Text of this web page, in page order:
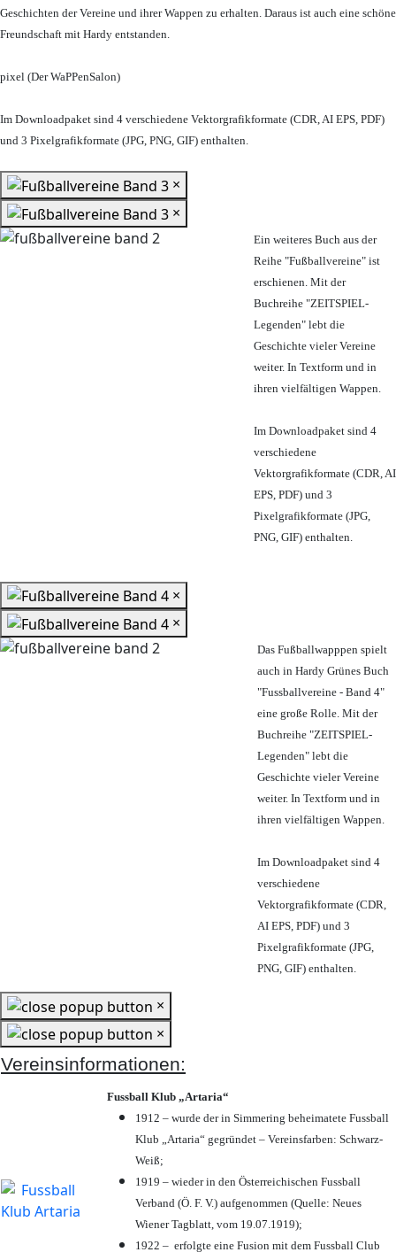
Geschichten der Vereine und ihrer Wappen zu erhalten. Daraus ist auch eine schöne
Freundschaft mit Hardy entstanden.
pixel (Der WaPPenSalon)
Im Downloadpaket sind 4 verschiedene Vektorgrafikformate (CDR, AI EPS, PDF)
und 3 Pixelgrafikformate (JPG, PNG, GIF) enthalten.
×
×
Ein weiteres Buch aus der
Reihe "Fußballvereine" ist
erschienen. Mit der
Buchreihe "ZEITSPIEL-
Legenden" lebt die
Geschichte vieler Vereine
weiter. In Textform und in
ihren vielfältigen Wappen.
Im Downloadpaket sind 4
verschiedene
Vektorgrafikformate (CDR, AI
EPS, PDF) und 3
Pixelgrafikformate (JPG,
PNG, GIF) enthalten.
×
×
Das Fußballwapppen spielt
auch in Hardy Grünes Buch
"Fussballvereine - Band 4"
eine große Rolle. Mit der
Buchreihe "ZEITSPIEL-
Legenden" lebt die
Geschichte vieler Vereine
weiter. In Textform und in
ihren vielfältigen Wappen.
Im Downloadpaket sind 4
verschiedene
Vektorgrafikformate (CDR,
AI EPS, PDF) und 3
Pixelgrafikformate (JPG,
PNG, GIF) enthalten.
×
×
Vereinsinformationen:
Fussball Klub „Artaria“
1912 – wurde der in Simmering beheimatete Fussball
Klub „Artaria“ gegründet – Vereinsfarben: Schwarz-
Weiß;
1919 – wieder in den Österreichischen Fussball
Verband (Ö. F. V.) aufgenommen (Quelle: Neues
Wiener Tagblatt, vom 19.07.1919);
1922 – erfolgte eine Fusion mit dem Fussball Club